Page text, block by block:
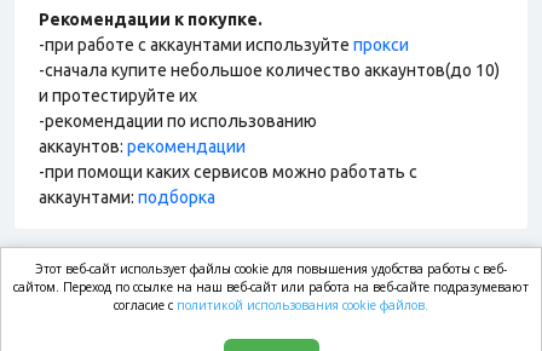
Рекомендации к покупке.
-при работе с аккаунтами используйте прокси
-сначала купите небольшое количество аккаунтов(до 10)
и протестируйте их
-рекомендации по использованию
аккаунтов: рекомендации
-при помощи каких сервисов можно работать с
аккаунтами: подборка
market.com
Этот веб-сайт использует файлы cookie для повышения удобства работы с веб-
сайтом. Переход по ссылке на наш веб-сайт или работа на веб-сайте подразумевают
согласие с политикой использования cookie файлов.